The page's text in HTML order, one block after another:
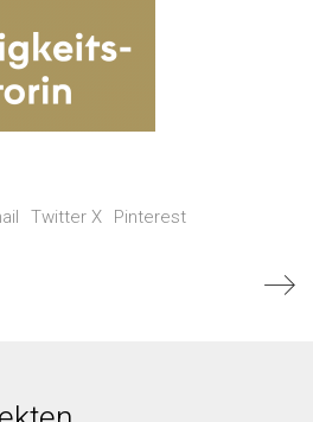
Twitter X Pinterest